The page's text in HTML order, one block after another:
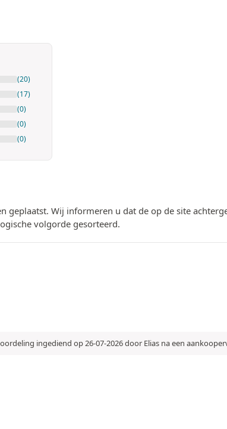
(20)
(17)
(0)
(0)
(0)
Wij informeren u dat de op de site
volgorde gesorteerd.
ingediend op 26-07-2026 door Elias na een